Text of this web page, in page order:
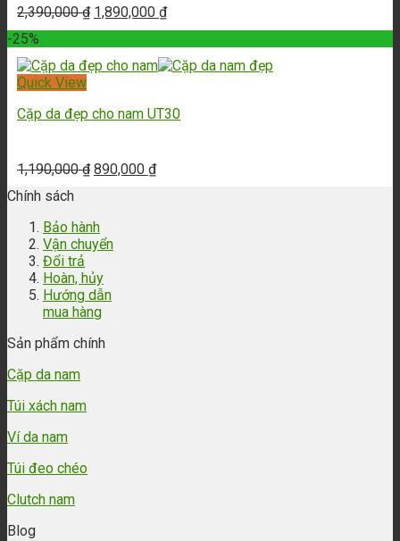
2,390,000₫ 1,890,000 ₫
-25%
Quick View
Cặp da đẹp cho nam UT30
1,190,000₫ 890,000 ₫
Chính sách
Bảo hành
Vận chuyển
Đổi trả
Hoàn, hủy
Hướng dẫn
mua hàng
Sản phẩm chính
Cặp da nam
Túi xách nam
Ví da nam
Túi đeo chéo
Clutch nam
Blog